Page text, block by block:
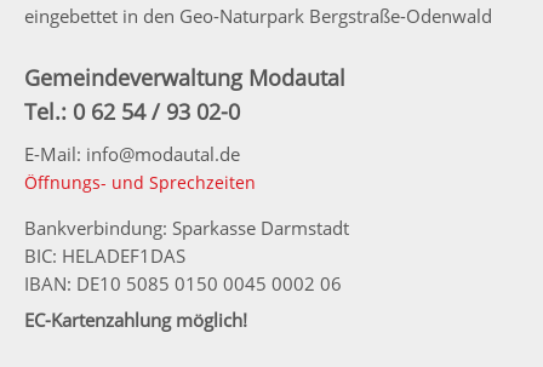
eingebettet in den Geo-Naturpark Bergstraße-Odenwald
Gemeindeverwaltung Modautal
Tel.: 0 62 54 / 93 02-0
E-Mail: info@modautal.de
Öffnungs- und Sprechzeiten
Bankverbindung: Sparkasse Darmstadt
BIC: HELADEF1DAS
IBAN: DE10 5085 0150 0045 0002 06
EC-Kartenzahlung möglich!